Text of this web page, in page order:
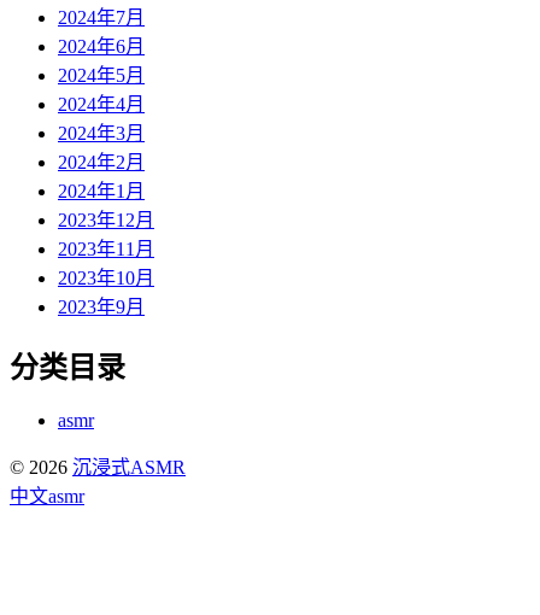
2024年7月
2024年6月
2024年5月
2024年4月
2024年3月
2024年2月
2024年1月
2023年12月
2023年11月
2023年10月
2023年9月
分类目录
asmr
© 2026 沉浸式ASMR
中文asmr